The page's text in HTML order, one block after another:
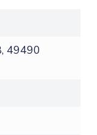
49490